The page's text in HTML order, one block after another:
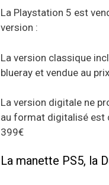
La Playstation 5 est
version :
La version classique
blueray et vendue au
La version digitale ne
au format digitalisé est
399€
La manette PS5, la